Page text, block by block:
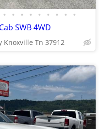
• • • • • • • • •
SWB 4WD
Knoxville Tn 37912